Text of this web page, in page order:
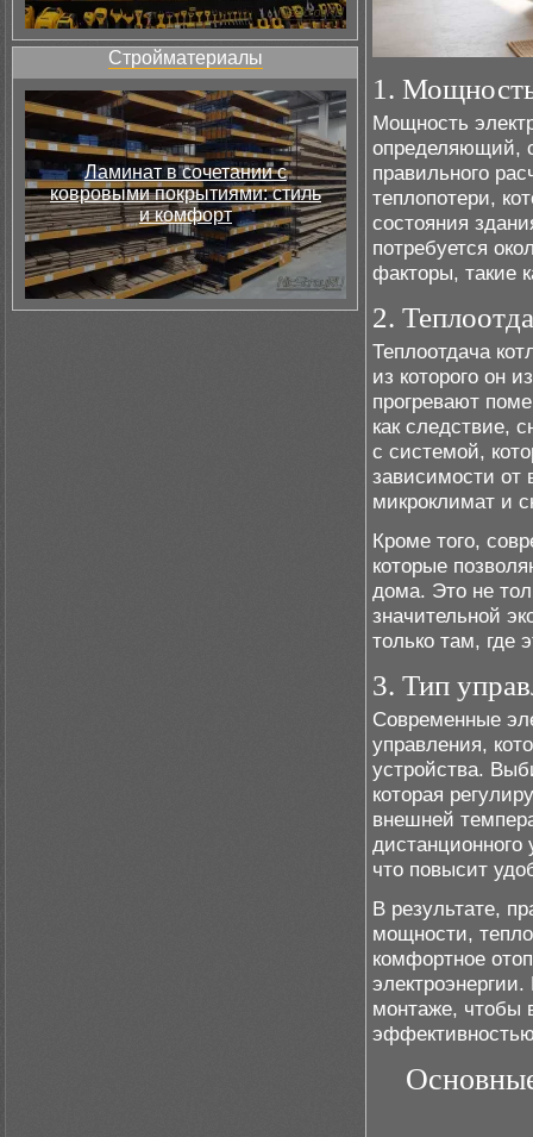
Стройматериалы
Ламинат в сочетании с
ковровыми покрытиями: стиль
и комфорт
1.
Мощность
определяющий,
правильного
теплопотери,
состояния
потребуется
факторы, такие
2.
Теплоотдача
из которого он
прогревают
как следствие,
с системой,
зависимости от
микроклимат и
Кроме того,
которые
дома. Это не
значительной
только там, где
3. Тип
Современные
управления,
устройства.
которая
внешней
что повысит
В результате,
мощности,
комфортное
монтаже, чтобы